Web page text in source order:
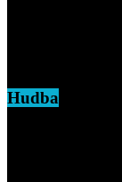
Hudba